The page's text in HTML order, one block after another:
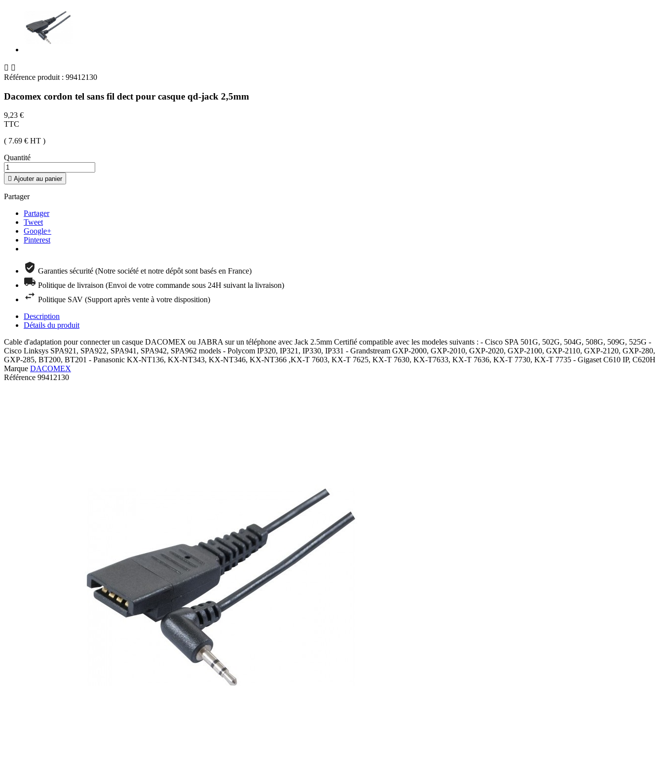
 
Référence produit : 99412130
Dacomex cordon tel sans fil dect pour casque qd-jack 2,5mm
9,23 €
TTC
( 7.69 € HT )
Quantité
 Ajouter au panier
Partager
Partager
Tweet
Google+
Pinterest
Garanties sécurité (Notre société et notre dépôt sont basés en France)
Politique de livraison (Envoi de votre commande sous 24H suivant la livraison)
Politique SAV (Support après vente à votre disposition)
Description
Détails du produit
Cable d'adaptation pour connecter un casque DACOMEX ou JABRA sur un téléphone avec Jack 2.5mm Certifié compatible avec les modeles suivants : - Cisco SPA 501G, 502G, 504G, 508G, 509G, 525G -
Cisco Linksys SPA921, SPA922, SPA941, SPA942, SPA962 models - Polycom IP320, IP321, IP330, IP331 - Grandstream GXP-2000, GXP-2010, GXP-2020, GXP-2100, GXP-2110, GXP-2120, GXP-280,
GXP-285, BT200, BT201 - Panasonic KX-NT136, KX-NT343, KX-NT346, KX-NT366 ,KX-T 7603, KX-T 7625, KX-T 7630, KX-T7633, KX-T 7636, KX-T 7730, KX-T 7735 - Gigaset C610 IP, C620H
Marque DACOMEX
Référence 99412130